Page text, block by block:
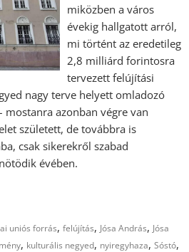
miközben a város
évekig hallgatott arról,
mi történt az eredetileg
2,8 milliárd forintosra
tervezett felújítási
nagy terve helyett omladozó
mostanra azonban végre van
született, de továbbra is
csak sikerekről szabad
évében.
uniós forrás,felújítás, Jósa András, Jósa
, kulturális negyed, nyiregyhaza,Sóstó,